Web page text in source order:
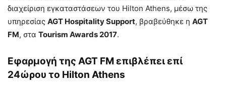
διαχείριση εγκαταστάσεων του Hilton Athens, μέσω της
υπηρεσίας AGT Hospitality Support, βραβεύθηκε η AGT
FM, στα Tourism Awards 2017.
Εφαρμογή της AGT FM επιβλέπει επί
24ώρου το Hilton Athens